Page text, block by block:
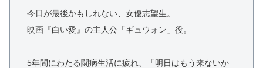
今日が最後かもしれない、女優志望生。
映画『白い愛』の主人公「ギュウォン」役。
5年間にわたる闘病生活に疲れ、「明日はもう来ないか